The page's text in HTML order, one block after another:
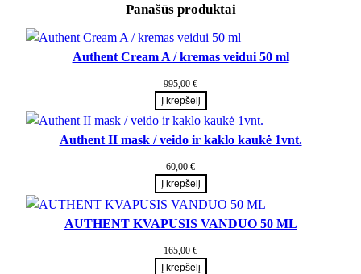
Panašūs produktai
Authent Cream A / kremas veidui 50 ml
995,00 €
Į krepšelį
Authent II mask / veido ir kaklo kaukė 1vnt.
60,00 €
Į krepšelį
AUTHENT KVAPUSIS VANDUO 50 ML
165,00 €
Į krepšelį